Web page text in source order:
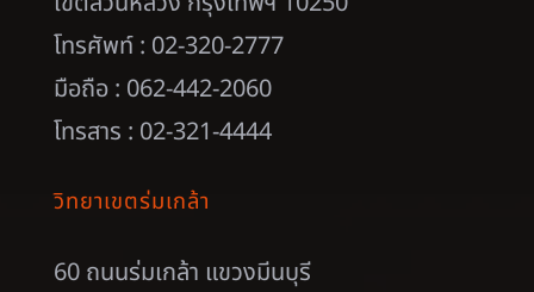
โทรศัพท์ : 02-320-2777
มือถือ : 062-442-2060
โทรสาร : 02-321-4444
วิทยาเขตร่มเกล้า
60 ถนนร่มเกล้า แขวงมีนบุรี